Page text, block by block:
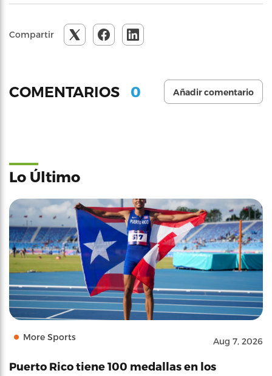
Compartir
COMENTARIOS 0 Añadir comentario
Lo Último
More Sports Aug 7, 2026
Puerto Rico tiene 100 medallas en los